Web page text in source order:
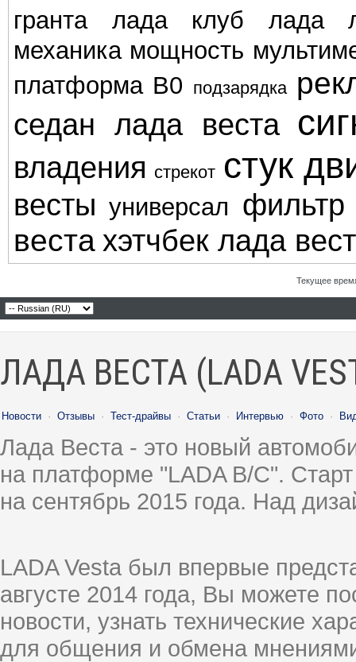
гранта лада клуб
лада
механика мощность
платформа В0
подзарядка
седан лада веста
владения стрекот стук
весты универсал
веста хэтчбек лада
Текущее
ЛАДА ВЕСТА (LADA
Новости · Отзывы · Тест-драйвы · Статьи · Интервью · Фото ·
Лада Веста - это новый
на платформе "LADA B/C".
на сентябрь 2015 года. Над
LADA Vesta был впервые
августе 2014 года, Вы можете
новости, узнать технические
для общения и обмена